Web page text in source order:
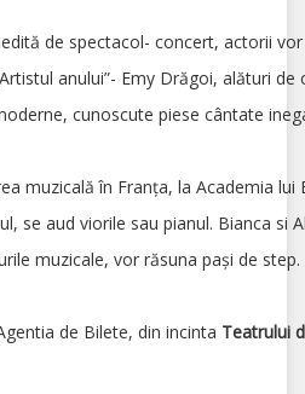
de spectacol- concert, actorii
anului”- Emy Drăgoi, alături
cunoscute piese cântate
muzicală în Franţa, la Academia
se aud viorile sau pianul. Bianca
muzicale, vor răsuna paşi de
de Bilete, din incinta Teatrului